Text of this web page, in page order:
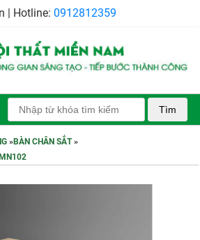
| Hotline: 0912812359
Tìm
»BÀN CHÂN SẮT»